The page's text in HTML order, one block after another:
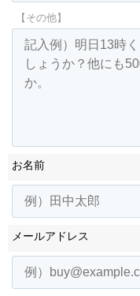
【その他】
お名前
メールアドレス